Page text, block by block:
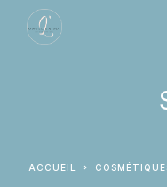
ACCUEIL